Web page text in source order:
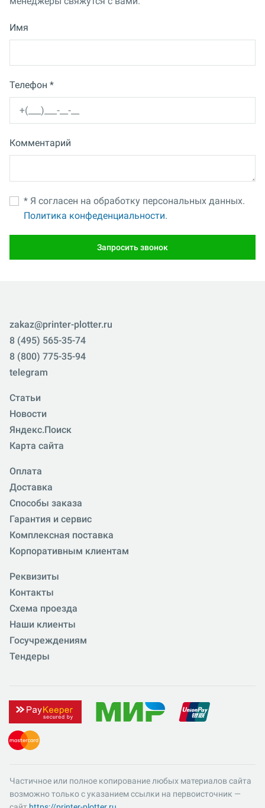
Имя
Телефон *
Комментарий
* Я согласен на обработку персональных данных.
Политика конфеденциальности.
Запросить звонок
zakaz@printer-plotter.ru
8 (495) 565-35-74
8 (800) 775-35-94
telegram
Статьи
Новости
Яндекс.Поиск
Карта сайта
Оплата
Доставка
Способы заказа
Гарантия и сервис
Комплексная поставка
Корпоративным клиентам
Реквизиты
Контакты
Схема проезда
Наши клиенты
Госучреждениям
Тендеры
Частичное или полное копирование любых материалов сайта
возможно только с указанием ссылки на первоисточник —